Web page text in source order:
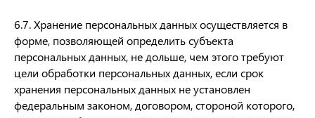
6.7. Хранение персональных данных осуществляется в
форме, позволяющей определить субъекта
персональных данных, не дольше, чем этого требуют
цели обработки персональных данных, если срок
хранения персональных данных не установлен
федеральным законом, договором, стороной которого,